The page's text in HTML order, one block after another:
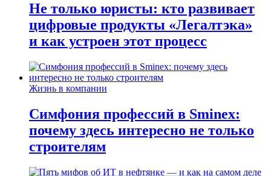
Не только юристы: кто развивает
цифровые продукты «Легалтэка»
и как устроен этот процесс
Жизнь в компании
Симфония профессий в Sminex:
почему здесь интересно не только
строителям